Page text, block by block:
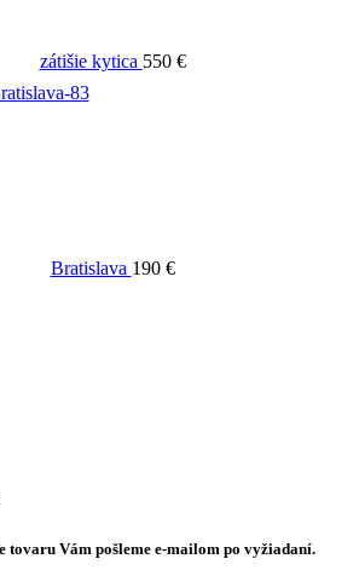
zátišie kytica 550 €
Bratislava 190 €
tovaru Vám pošleme e-mailom po vyžiadaní.